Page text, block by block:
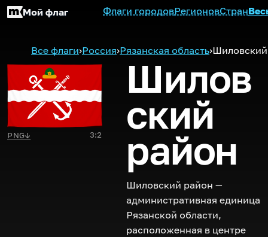
Мой флаг Флаги городовРегионовСтран
Все флаги›Россия›Рязанская область›
PNG↓ 3:2
Шилов
ский
район
Шиловский район —
административная единица
Рязанской области,
расположенная в центре